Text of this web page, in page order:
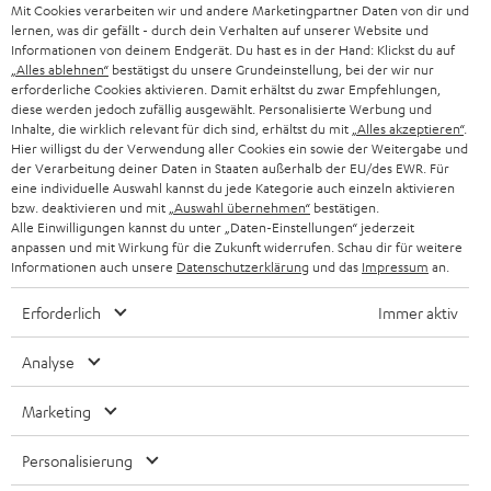
SMART HOME
BLUETOOTH-LAUTSPRECHER
KOPFHÖRER
BLUETOOTH-KOPFHÖRER
STEREOANLAGEN
LAUTSPRECHER
ULTIMA-SERIE
IN-EAR-KOPFHÖRER
FANSHOP
NEUHEITEN
GESCHÄFTSKUNDEN
PARTNERPROGRAMM
BLOG
NEWSLETTER
STORES
DEINE VORTEILE BEI TEUFEL
UNSER MANAGEMENT
NACHHALTIGKEIT
UNSERE WERTE
ÖSTERREICH
SCHWEIZ
NIEDERLANDE
BELGIEN
FRANKREICH
POLEN
SPANIEN
ITALIEN
Technische Änderungen, Tippfehler und Irrtum vorbehalten. Das auf unseren
Fotos abgebildete Zubehör ist nicht im Lieferumfang enthalten. Etwaige
Mit Cookies verarbeiten wir und andere Marketingpartner Daten von dir und
lernen, was dir gefällt - durch dein Verhalten auf unserer Website und
Informationen von deinem Endgerät. Du hast es in der Hand: Klickst du auf
„Alles ablehnen“ bestätigst du unsere Grundeinstellung, bei der wir nur
erforderliche Cookies aktivieren. Damit erhältst du zwar Empfehlungen,
diese werden jedoch zufällig ausgewählt. Personalisierte Werbung und
Inhalte, die wirklich relevant für dich sind, erhältst du mit „Alles akzeptieren“.
Hier willigst du der Verwendung aller Cookies ein sowie der Weitergabe und
der Verarbeitung deiner Daten in Staaten außerhalb der EU/des EWR. Für
eine individuelle Auswahl kannst du jede Kategorie auch einzeln aktivieren
bzw. deaktivieren und mit „Auswahl übernehmen“ bestätigen.
Alle Einwilligungen kannst du unter „Daten-Einstellungen“ jederzeit
anpassen und mit Wirkung für die Zukunft widerrufen. Schau dir für weitere
Informationen auch unsere Datenschutzerklärung und das Impressum an.
Erforderlich Immer aktiv
Analyse
Marketing
Personalisierung